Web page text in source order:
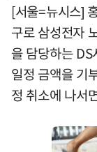
[서울=뉴시스]
구로 삼성전자
을 담당하는
일정 금액을 기
정 취소에 나서